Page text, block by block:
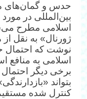
حدس‌ و گمان‌های
بین‌المللی در
اسلامی مطرح
ژورنال» به نقل از
نوشت که احتمال
اسلامی به منافع
برخی دیگر احتمال
بتواند
کنترل شده